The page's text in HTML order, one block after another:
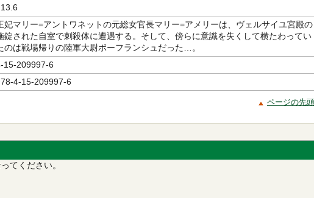
妃マリー=アントワネットの元総女官長マリー=アメリーは、ヴェルサイユ宮殿の
錠された自室で刺殺体に遭遇する。そして、傍らに意識を失くして横たわってい
のは戦場帰りの陸軍大尉ボーフランシュだった…。
15-209997-6
4-15-209997-6
ページの先
てください。